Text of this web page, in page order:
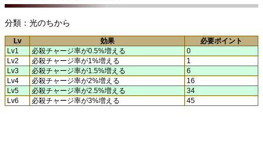
分類：光のちから
Lv 効果
必要ポイント
Lv1
必殺チャージ率が0.5%増える
0
Lv2
必殺チャージ率が1%増える
1
Lv3
必殺チャージ率が1.5%増える
6
Lv4
必殺チャージ率が2%増える
16
Lv5
必殺チャージ率が2.5%増える
34
Lv6
必殺チャージ率が3%増える 45